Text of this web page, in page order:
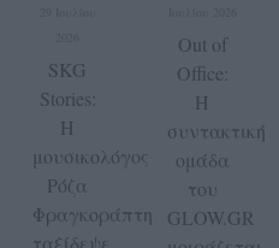
SKG
Stories:
Η
μουσικολόγος
Ρόζα
Φραγκοράπτη
ταξίδεψε
Out of
Office:
Η
συντακτική
ομάδα
του
GLOW.GR